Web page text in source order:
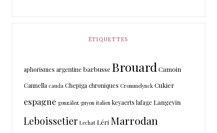
ÉTIQUETTES
aphorismes argentine barbusse Brouard Camoin
Cannella cauda Chepigachroniques Crommelynck Cukier
espagne gonzález guyon italien keyaerts lafage Langevin
Leboissetier Lechat Léri Marrodan